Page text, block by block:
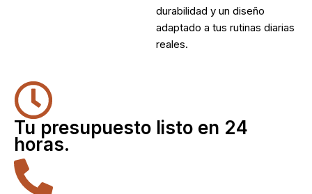
durabilidad y un diseño
adaptado a tus rutinas diarias
reales.
Tu presupuesto listo en 24
horas.